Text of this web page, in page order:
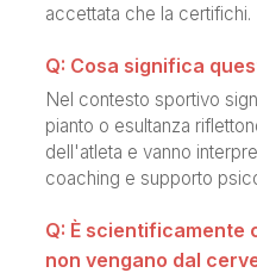
accettata che la certifichi.
Q: Cosa significa
Nel contesto sportivo
pianto o esultanza
dell'atleta e vanno
coaching e supporto
Q: È scientificamente
non vengano dal